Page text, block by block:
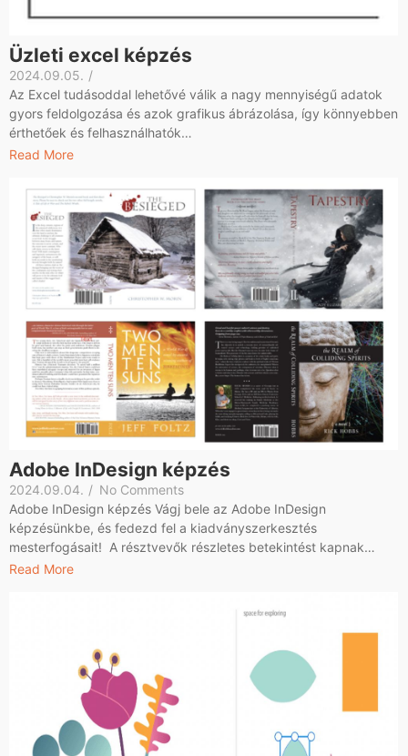
Üzleti excel képzés
2024.09.05. /
Az Excel tudásoddal lehetővé válik a nagy mennyiségű adatok
gyors feldolgozása és azok grafikus ábrázolása, így könnyebben
érthetőek és felhasználhatók…
Read More
Adobe InDesign képzés
2024.09.04. / No Comments
Adobe InDesign képzés Vágj bele az Adobe InDesign
képzésünkbe, és fedezd fel a kiadványszerkesztés
mesterfogásait! A résztvevők részletes betekintést kapnak…
Read More